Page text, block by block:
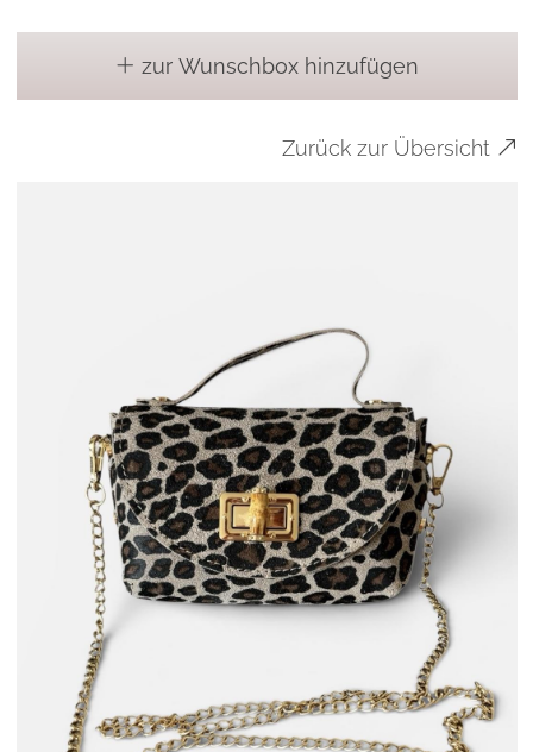
zur Wunschbox hinzufügen
Zurück zur Übersicht